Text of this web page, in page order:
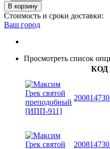
В корзину
Стоимость и сроки доставки:
Ваш город
Просмотреть список
КОД